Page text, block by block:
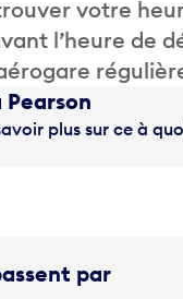
votre
l’heure de
plus sur ce à
par